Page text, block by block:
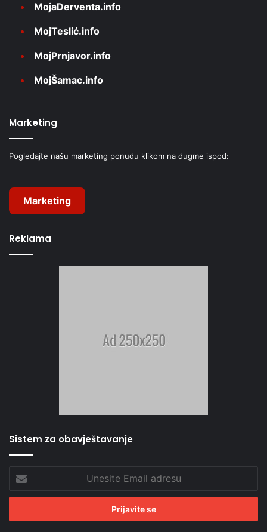
MojaDerventa.info
MojTeslić.info
MojPrnjavor.info
MojŠamac.info
Marketing
Pogledajte našu marketing ponudu klikom na dugme ispod:
Marketing
Reklama
Sistem za obavještavanje
Unesite
Email
adresu